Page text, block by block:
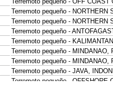
Terremoto pequeño - NORTHERN
Terremoto pequeño - NORTHERN
Terremoto pequeño -
Terremoto pequeño -
Terremoto pequeño - MINDANAO,
Terremoto pequeño - MINDANAO,
Terremoto pequeño - JAVA,
Terremoto pequeño - OFFSHORE